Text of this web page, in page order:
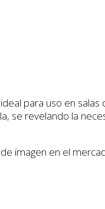
para uso en
se revelando la
imagen en el